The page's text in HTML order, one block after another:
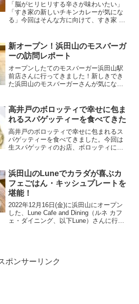
「脳がヒリヒリする辛さが味わいたい」
「すき家の新しいチキンカレーが気にな
る」今回はそんな方に向けて、すき家 環
チキン好きにはたまらないホロっとチキ
ンと、脳がヒリヒリする...
新オープン！浜田山のモスバーガ
ーの訪問レポート
オープンしたてのモスバーガー浜田山駅
前店さんに行ってきました！新しきでき
た浜田山のモスバーガーさんが気になる
しくレポートします！
高井戸のボロッティで幸せに包ま
れるスパゲッティーを食べてきた
高井戸のボロッティで幸せに包まれるス
パゲッティーを食べてきました。今回は
生スパゲッティのお店、ボロッティに訪
浜田山のLuneでカラダが喜ぶカ
フェごはん・キッシュプレートを
堪能！
2022年12月16日(金)に浜田山にオープン
した、Lune Cafe and Dining（ルネ カフ
ェ・ダイニング、以下Lune）さんに行っ
ポンサーリンク